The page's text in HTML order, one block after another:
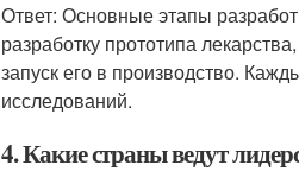
Ответ: Основные этапы
разработку прототипа
запуск его в производство.
исследований.
4. Какие страны ведут